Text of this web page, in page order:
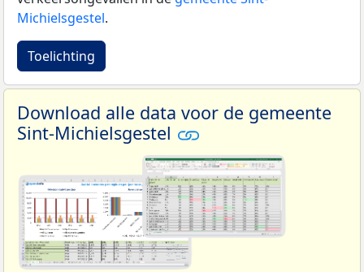
Michielsgestel.
Toelichting
Download alle data voor de gemeente
Sint-Michielsgestel